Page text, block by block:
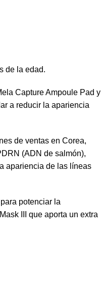
de la edad.
Capture Ampoule Pad y
a reducir la apariencia
de ventas en Corea,
(ADN de salmón),
apariencia de las líneas
potenciar la
III que aporta un extra